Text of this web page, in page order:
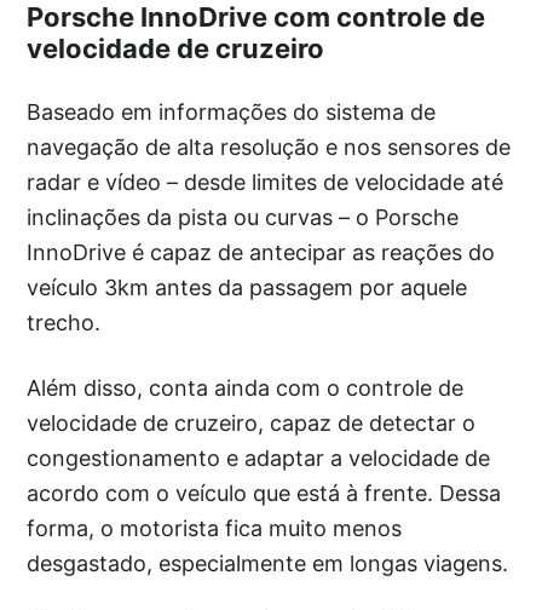
Porsche InnoDrive com controle de
velocidade de cruzeiro
Baseado em informações do sistema de
navegação de alta resolução e nos sensores de
radar e vídeo – desde limites de velocidade até
inclinações da pista ou curvas – o Porsche
InnoDrive é capaz de antecipar as reações do
veículo 3km antes da passagem por aquele
trecho.
Além disso, conta ainda com o controle de
velocidade de cruzeiro, capaz de detectar o
congestionamento e adaptar a velocidade de
acordo com o veículo que está à frente. Dessa
forma, o motorista fica muito menos
desgastado, especialmente em longas viagens.